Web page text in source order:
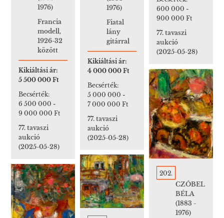
600 000 -
900 000 Ft
77. tavaszi
aukció
(2025-05-28)
1976)
Fiatal
lány
gitárral
Kikiáltási ár:
4 000 000 Ft
Becsérték:
5 000 000 -
7 000 000 Ft
77. tavaszi
aukció
(2025-05-28)
1976)
Francia
modell,
1926-32
között
Kikiáltási ár:
5 500 000 Ft
Becsérték:
6 500 000 -
9 000 000 Ft
77. tavaszi
aukció
(2025-05-28)
202.
CZÓBEL
BÉLA
(1883 -
1976)